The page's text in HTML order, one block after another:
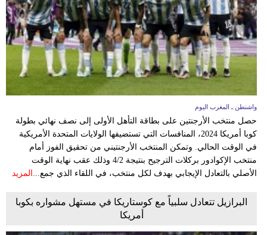
واشنطن ـ المغرب اليوم
حصل منتخب الأرجنتين على بطاقة التأهل الأولى إلى نصف نهائي بطولة
كوبا أمريكا 2024، المنافسات التي تستضيفها الولايات المتحدة الأمريكية
في الوقت الحالي. وتمكن المنتخب الأرجنتيني من تحقيق الفوز أمام
منتخب الإكوادور بركلات الترجيح بنتيجة 4/2 وذلك عقب نهاية الوقت
الأصلي بالتعادل الإيجابي بهدف لكل منتخب، في اللقاء الذي جمع... المزيد
البرازيل تتعادل سلبياً مع كوستاريكا في مستهل مشواره بكوبا
أمريكا